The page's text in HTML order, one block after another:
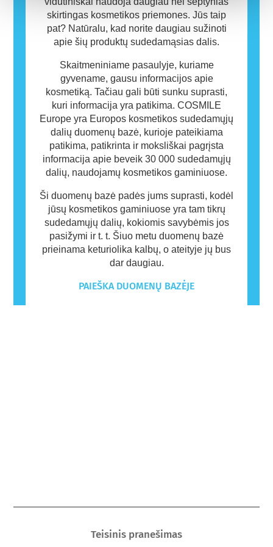
skirtingas kosmetikos priemones. Jūs taip
pat? Natūralu, kad norite daugiau sužinoti
apie šių produktų sudedamąsias dalis.
Skaitmeniniame pasaulyje, kuriame
gyvename, gausu informacijos apie
kosmetiką. Tačiau gali būti sunku suprasti,
kuri informacija yra patikima. COSMILE
Europe yra Europos kosmetikos sudedamųjų
dalių duomenų bazė, kurioje pateikiama
patikima, patikrinta ir moksliškai pagrįsta
informacija apie beveik 30 000 sudedamųjų
dalių, naudojamų kosmetikos gaminiuose.
Ši duomenų bazė padės jums suprasti, kodėl
jūsų kosmetikos gaminiuose yra tam tikrų
sudedamųjų dalių, kokiomis savybėmis jos
pasižymi ir t. t. Šiuo metu duomenų bazė
prieinama keturiolika kalbų, o ateityje jų bus
dar daugiau.
PAIEŠKA DUOMENŲ BAZĖJE
Teisinis pranešimas